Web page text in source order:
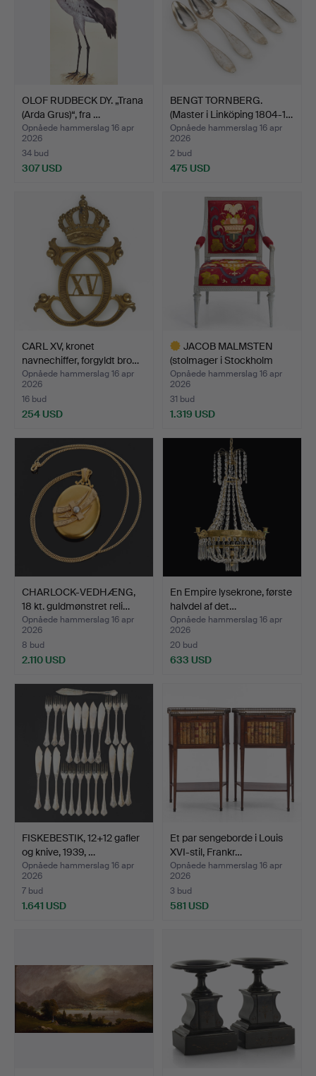
OLOF RUDBECK DY. „Trana
(Arda Grus)“, fra …
Opnåede hammerslag 16 apr
2026
34 bud
307 USD
BENGT TORNBERG.
(Master i Linköping 1804-1…
Opnåede hammerslag 16 apr
2026
2 bud
475 USD
CARL XV, kronet
navnechiffer, forgyldt bro…
Opnåede hammerslag 16 apr
2026
16 bud
254 USD
JACOB MALMSTEN
(stolmager i Stockholm
1780…
Opnåede hammerslag 16 apr
2026
31 bud
1.319 USD
CHARLOCK-VEDHÆNG,
18 kt. guldmønstret reli…
Opnåede hammerslag 16 apr
2026
8 bud
2.110 USD
En Empire lysekrone, første
halvdel af det…
Opnåede hammerslag 16 apr
2026
20 bud
633 USD
FISKEBESTIK, 12+12 gafler
og knive, 1939, …
Opnåede hammerslag 16 apr
2026
7 bud
1.641 USD
Et par sengeborde i Louis
XVI-stil, Frankr…
Opnåede hammerslag 16 apr
2026
3 bud
581 USD